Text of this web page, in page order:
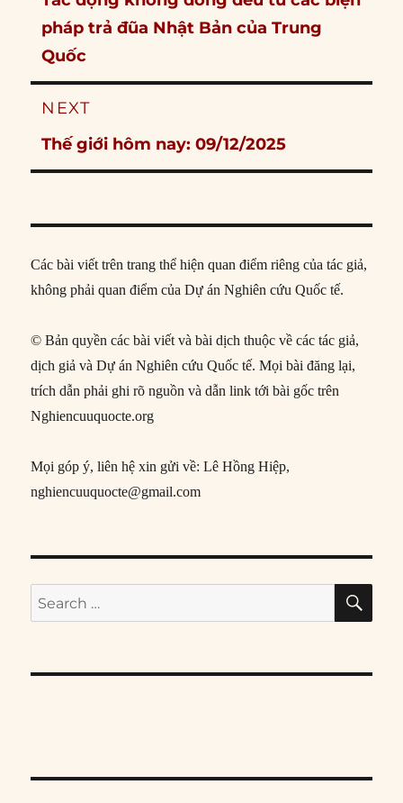
post:
pháp trả đũa Nhật Bản của Trung
Quốc
NEXT
Next
post:
Thế giới hôm nay: 09/12/2025
Các bài viết trên trang thể hiện quan điểm riêng của tác giả,
không phải quan điểm của Dự án Nghiên cứu Quốc tế.
© Bản quyền các bài viết và bài dịch thuộc về các tác giả,
dịch giả và Dự án Nghiên cứu Quốc tế. Mọi bài đăng lại,
trích dẫn phải ghi rõ nguồn và dẫn link tới bài gốc trên
Nghiencuuquocte.org
Mọi góp ý, liên hệ xin gửi về: Lê Hồng Hiệp,
nghiencuuquocte@gmail.com
Search
for: